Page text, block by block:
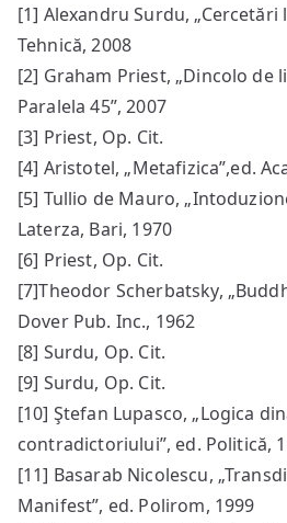
[1] Alexandru Surdu,
Tehnică, 2008
[2] Graham Priest, „Dincolo de
Paralela 45”, 2007
[3] Priest, Op. Cit.
[4] Aristotel, „Metafizica”,ed.
[5] Tullio de Mauro,
Laterza, Bari, 1970
[6] Priest, Op. Cit.
[7]Theodor Scherbatsky,
Dover Pub. Inc., 1962
[8] Surdu, Op. Cit.
[9] Surdu, Op. Cit.
[10] Ştefan Lupasco, „Logica
contradictoriului”, ed. Politică,
[11] Basarab Nicolescu,
Manifest”, ed. Polirom, 1999